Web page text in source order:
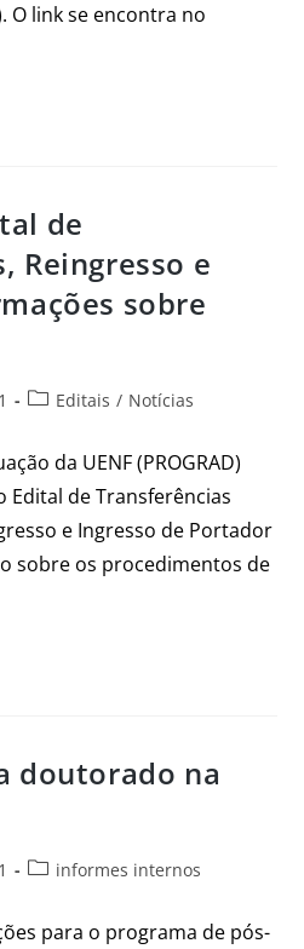
O link se encontra no
de
Reingresso e
sobre
Editais / Notícias
da UENF (PROGRAD)
Edital de Transferências
e Ingresso de Portador
sobre os procedimentos de
doutorado na
informes internos
para o programa de pós-